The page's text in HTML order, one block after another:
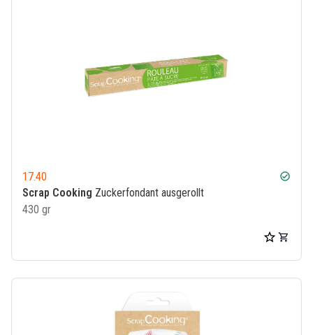
17.40 check_circle
Scrap Cooking Zuckerfondant ausgerollt
430 gr